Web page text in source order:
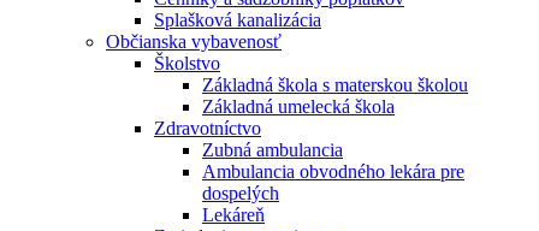
Splašková kanalizácia
Občianska vybavenosť
Školstvo
Základná škola s materskou školou
Základná umelecká škola
Zdravotníctvo
Zubná ambulancia
Ambulancia obvodného lekára pre
dospelých
Lekáreň